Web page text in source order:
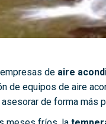
de aire
de equipos de aire
de forma más